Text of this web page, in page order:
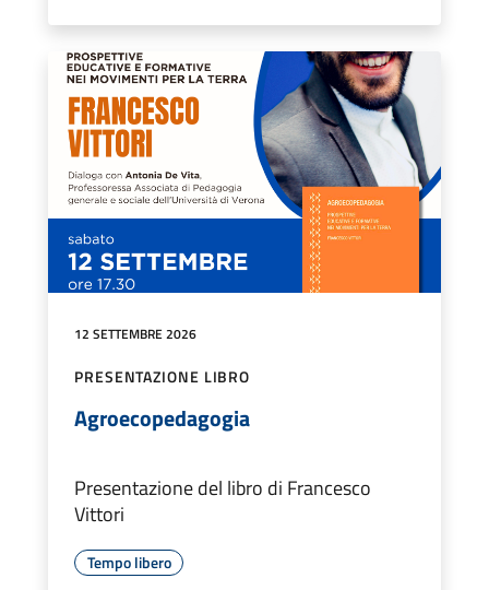
12 SETTEMBRE 2026
PRESENTAZIONE LIBRO
Agroecopedagogia
Presentazione del libro di Francesco
Vittori
Tempo libero